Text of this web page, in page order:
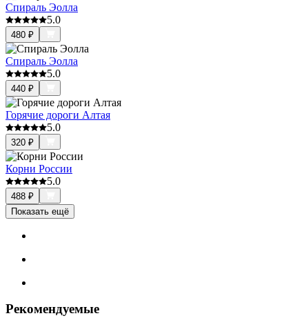
Спираль Эолла
5.0
480 ₽
Спираль Эолла
5.0
440 ₽
Горячие дороги Алтая
5.0
320 ₽
Корни России
5.0
488 ₽
Показать ещё
Рекомендуемые